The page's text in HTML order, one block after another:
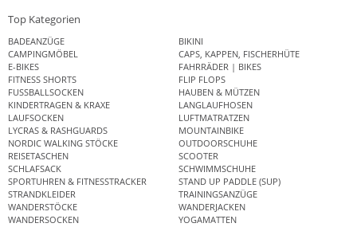
Top Kategorien
BADEANZÜGE
BIKINI
CAMPINGMÖBEL
CAPS, KAPPEN, FISCHERHÜTE
E-BIKES
FAHRRÄDER | BIKES
FITNESS SHORTS
FLIP FLOPS
FUSSBALLSOCKEN
HAUBEN & MÜTZEN
KINDERTRAGEN & KRAXE
LANGLAUFHOSEN
LAUFSOCKEN
LUFTMATRATZEN
LYCRAS & RASHGUARDS
MOUNTAINBIKE
NORDIC WALKING STÖCKE
OUTDOORSCHUHE
REISETASCHEN
SCOOTER
SCHLAFSACK
SCHWIMMSCHUHE
SPORTUHREN & FITNESSTRACKER
STAND UP PADDLE (SUP)
STRANDKLEIDER
TRAININGSANZÜGE
WANDERSTÖCKE
WANDERJACKEN
WANDERSOCKEN
YOGAMATTEN